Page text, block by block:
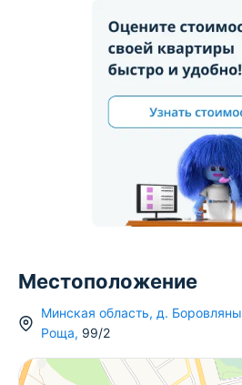
Местоположение
Минская область, д. Боровляны
Роща, 99/2